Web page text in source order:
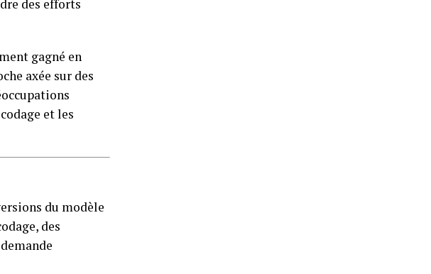
des efforts
gagné en
axée sur des
et les
du modèle
des